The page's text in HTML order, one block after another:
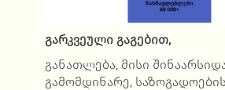
გარკვეული გაგებით,
განათლება, მისი
გამომდინარე, საზოგადოების